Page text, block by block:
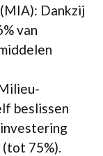
Dankzij
van
beslissen
75%).